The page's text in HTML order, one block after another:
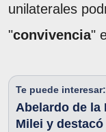
unilaterales
"convivencia"
Te puede interesar:
Abelardo de la
Milei y